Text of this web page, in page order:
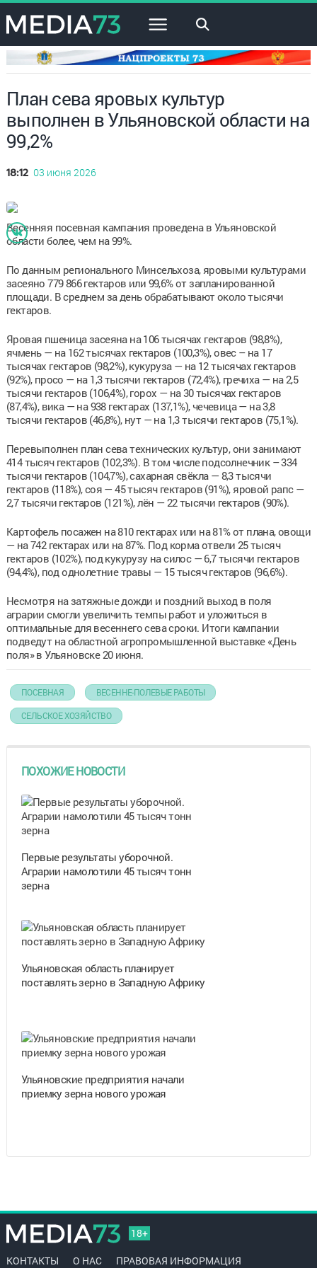
×
План сева яровых культур
выполнен в Ульяновской области на
99,2%
18:12 03 июня 2026
Весенняя посевная кампания проведена в Ульяновской
области более, чем на 99%.
По данным регионального Минсельхоза, яровыми культурами
засеяно 779 866 гектаров или 99,6% от запланированной
площади. В среднем за день обрабатывают около тысячи
гектаров.
Яровая пшеница засеяна на 106 тысячах гектаров (98,8%),
ячмень — на 162 тысячах гектаров (100,3%), овес – на 17
тысячах гектаров (98,2%), кукуруза — на 12 тысячах гектаров
(92%), просо — на 1,3 тысячи гектаров (72,4%), гречиха — на 2,5
тысячи гектаров (106,4%), горох — на 30 тысячах гектаров
(87,4%), вика — на 938 гектарах (137,1%), чечевица — на 3,8
тысячи гектаров (46,8%), нут — на 1,3 тысячи гектаров (75,1%).
Перевыполнен план сева технических культур, они занимают
414 тысяч гектаров (102,3%). В том числе подсолнечник – 334
тысячи гектаров (104,7%), сахарная свёкла — 8,3 тысячи
гектаров (118%), соя — 45 тысяч гектаров (91%), яровой рапс —
2,7 тысячи гектаров (121%), лён — 22 тысячи гектаров (90%).
Картофель посажен на 810 гектарах или на 81% от плана, овощи
— на 742 гектарах или на 87%. Под корма отвели 25 тысяч
гектаров (102%), под кукурузу на силос — 6,7 тысячи гектаров
(94,4%), под однолетние травы — 15 тысяч гектаров (96,6%).
Несмотря на затяжные дожди и поздний выход в поля
аграрии смогли увеличить темпы работ и уложиться в
оптимальные для весеннего сева сроки. Итоги кампании
подведут на областной агропромышленной выставке «День
поля» в Ульяновске 20 июня.
ПОСЕВНАЯ ВЕСЕННЕ-ПОЛЕВЫЕ РАБОТЫ
СЕЛЬСКОЕ ХОЗЯЙСТВО
ПОХОЖИЕ НОВОСТИ
Первые результаты уборочной.
Аграрии намолотили 45 тысяч тонн
зерна
Ульяновская область планирует
поставлять зерно в Западную Африку
Ульяновские предприятия начали
приемку зерна нового урожая
18+
КОНТАКТЫ О НАС ПРАВОВАЯ ИНФОРМАЦИЯ